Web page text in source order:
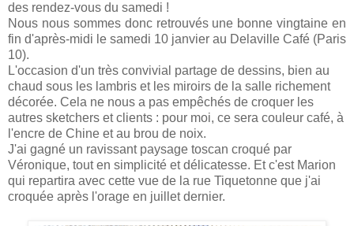
des rendez-vous du samedi !
Nous nous sommes donc retrouvés une bonne vingtaine en
fin d'après-midi le samedi 10 janvier au Delaville Café (Paris
10).
L'occasion d'un très convivial partage de dessins, bien au
chaud sous les lambris et les miroirs de la salle richement
décorée. Cela ne nous a pas empêchés de croquer les
autres sketchers et clients : pour moi, ce sera couleur café, à
l'encre de Chine et au brou de noix.
J'ai gagné un ravissant paysage toscan croqué par
Véronique, tout en simplicité et délicatesse. Et c'est Marion
qui repartira avec cette vue de la rue Tiquetonne que j'ai
croquée après l'orage en juillet dernier.